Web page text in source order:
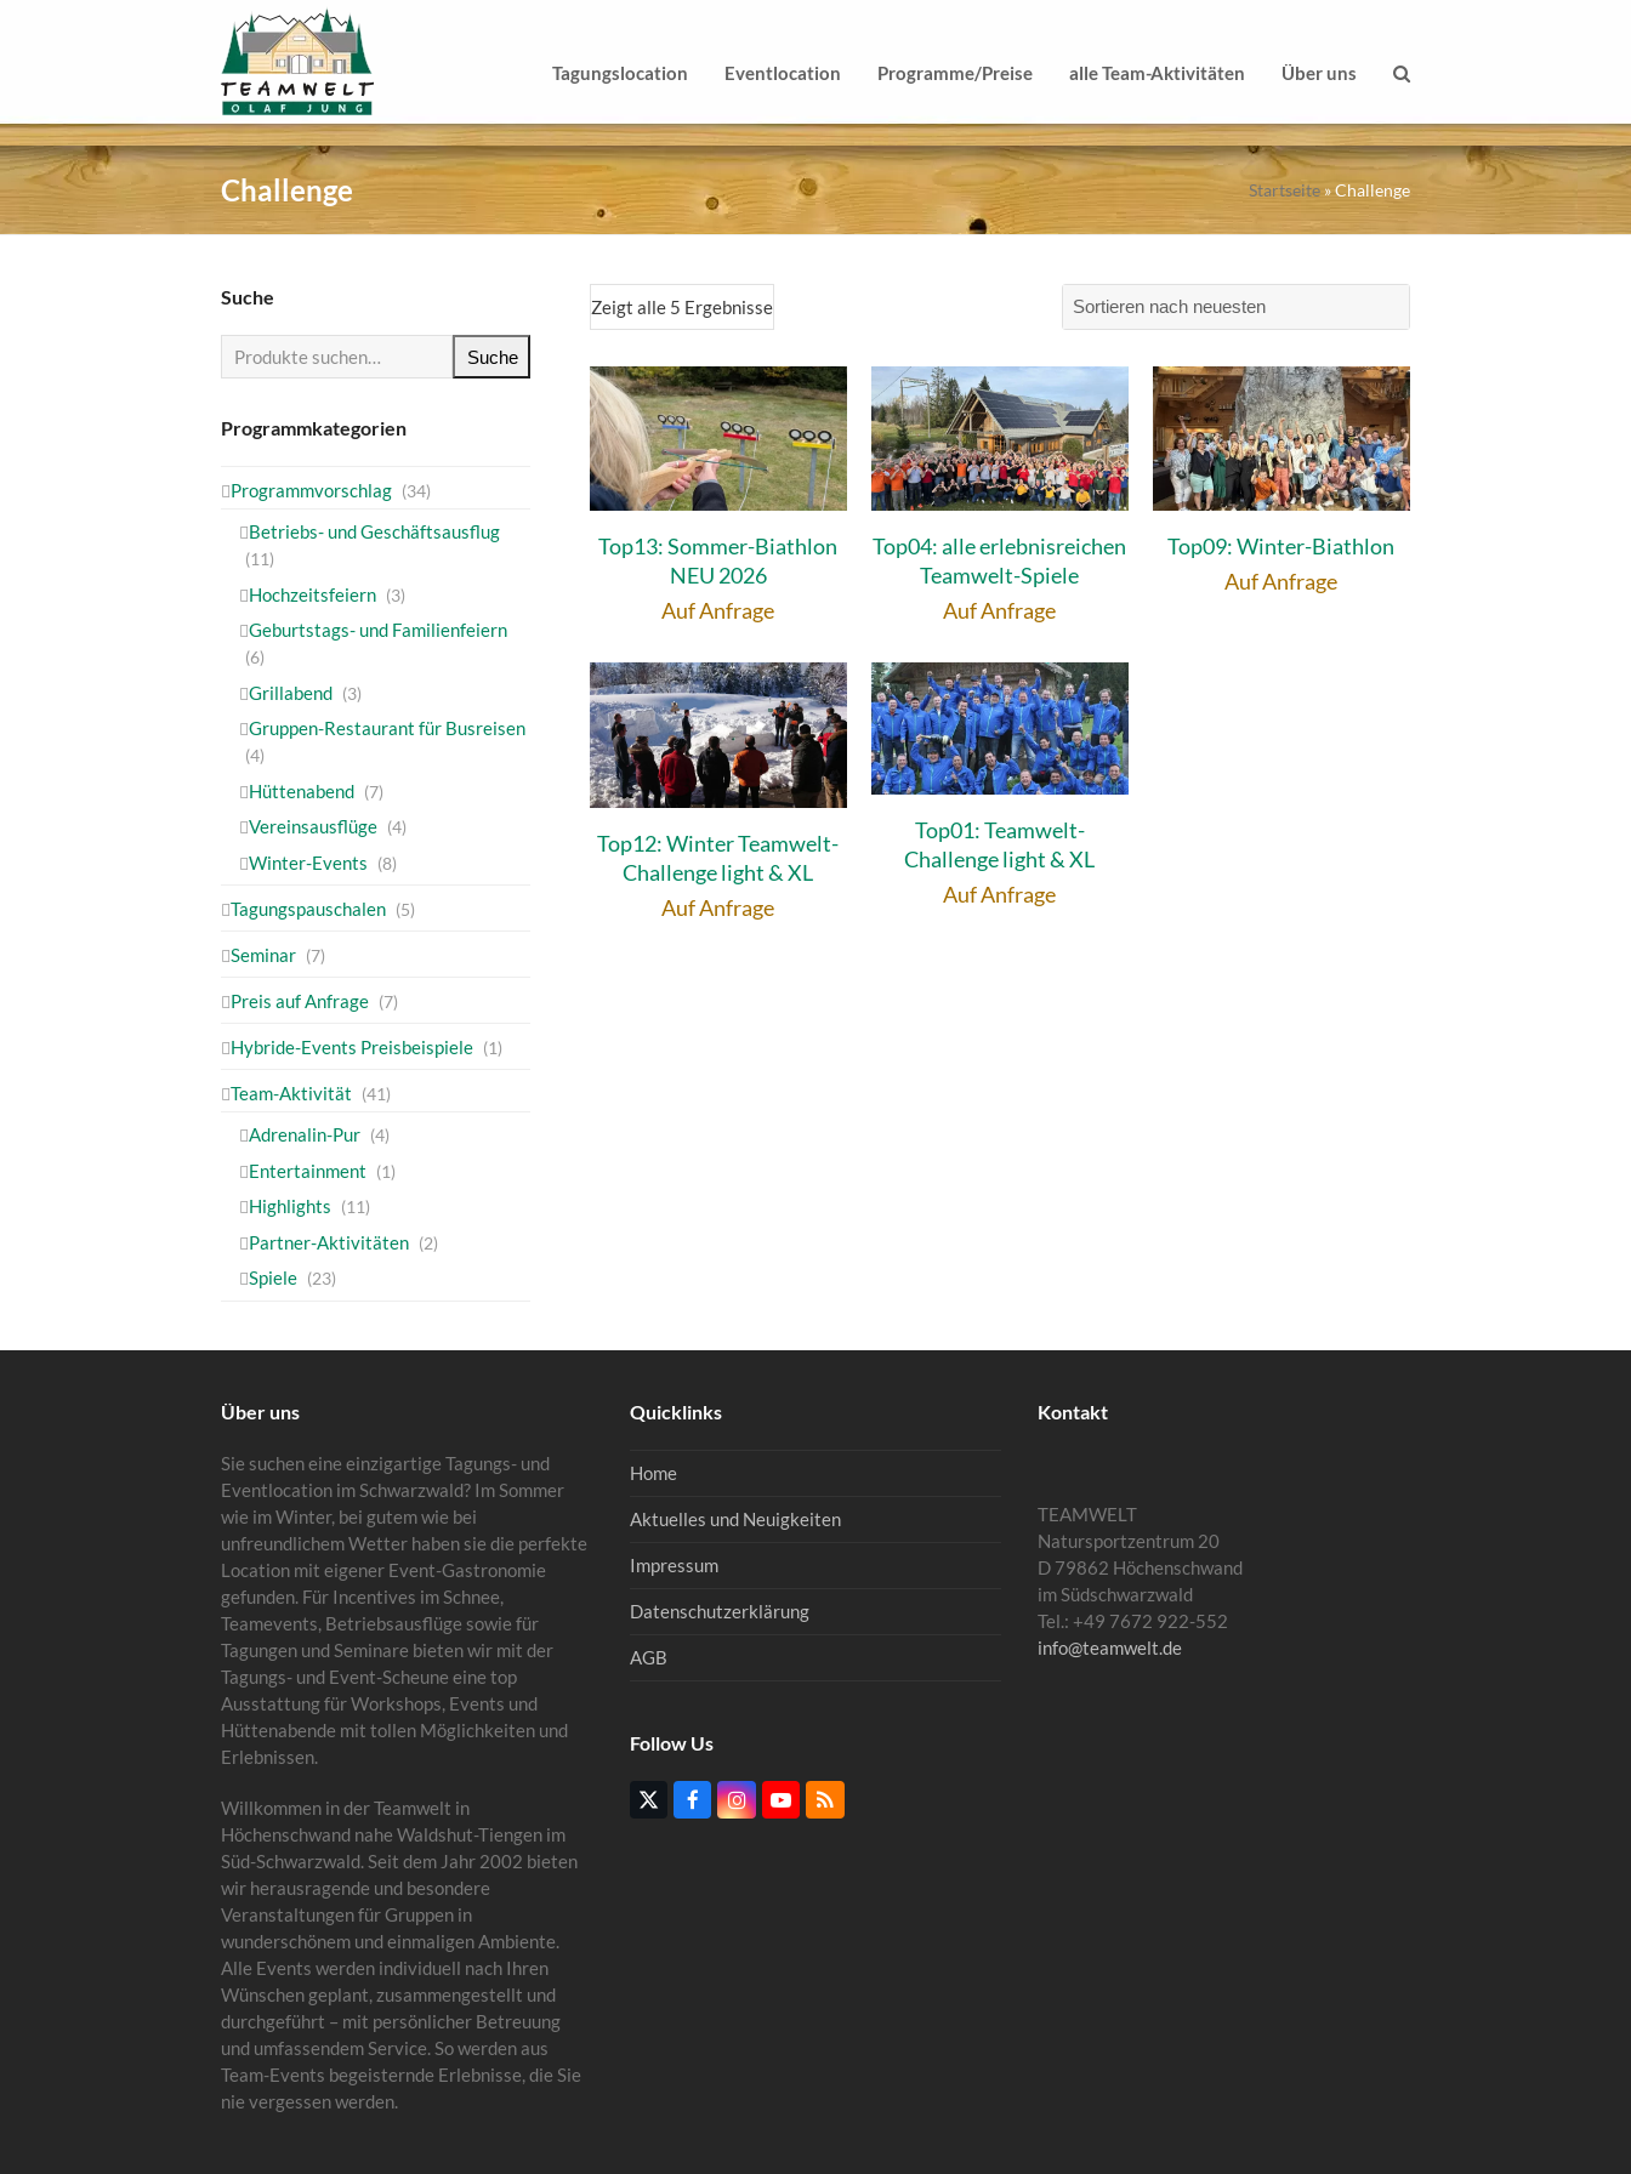
Tagungslocation Eventlocation Programme/Preise alle Team-Aktivitäten Über uns
Challenge Startseite »Challenge
Zeigt alle 5 Ergebnisse
Top13: Sommer-Biathlon
NEU 2026
Auf Anfrage
Top04: alle erlebnisreichen
Teamwelt-Spiele
Auf Anfrage
Top09: Winter-Biathlon
Auf Anfrage
Top12: Winter Teamwelt-
Challenge light & XL
Auf Anfrage
Top01: Teamwelt-
Challenge light & XL
Auf Anfrage
Suche
Suche
Programmkategorien
Programmvorschlag (34)
Betriebs- und Geschäftsausflug
(11)
Hochzeitsfeiern (3)
Geburtstags- und Familienfeiern
(6)
Grillabend (3)
Gruppen-Restaurant für Busreisen
(4)
Hüttenabend (7)
Vereinsausflüge (4)
Winter-Events (8)
Tagungspauschalen (5)
Seminar (7)
Preis auf Anfrage (7)
Hybride-Events Preisbeispiele (1)
Team-Aktivität (41)
Adrenalin-Pur (4)
Entertainment (1)
Highlights (11)
Partner-Aktivitäten (2)
Spiele (23)
Über uns
Sie suchen eine einzigartige Tagungs- und
Eventlocation im Schwarzwald? Im Sommer
wie im Winter, bei gutem wie bei
unfreundlichem Wetter haben sie die perfekte
Location mit eigener Event-Gastronomie
gefunden. Für Incentives im Schnee,
Teamevents, Betriebsausflüge sowie für
Tagungen und Seminare bieten wir mit der
Tagungs- und Event-Scheune eine top
Ausstattung für Workshops, Events und
Hüttenabende mit tollen Möglichkeiten und
Erlebnissen.
Willkommen in der Teamwelt in
Höchenschwand nahe Waldshut-Tiengen im
Süd-Schwarzwald. Seit dem Jahr 2002 bieten
wir herausragende und besondere
Veranstaltungen für Gruppen in
wunderschönem und einmaligen Ambiente.
Alle Events werden individuell nach Ihren
Wünschen geplant, zusammengestellt und
durchgeführt – mit persönlicher Betreuung
und umfassendem Service. So werden aus
Team-Events begeisternde Erlebnisse, die Sie
nie vergessen werden.
Quicklinks
Home
Aktuelles und Neuigkeiten
Impressum
Datenschutzerklärung
AGB
Follow Us
TwitterFacebookInstagram
YouTube
RSS
Kontakt
TEAMWELT
Natursportzentrum 20
D 79862 Höchenschwand
im Südschwarzwald
Tel.: +49 7672 922-552
info@teamwelt.de